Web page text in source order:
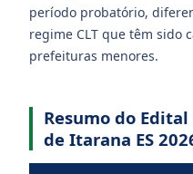
período probatório,
regime CLT que têm sido
prefeituras menores.
Resumo do
de Itarana ES